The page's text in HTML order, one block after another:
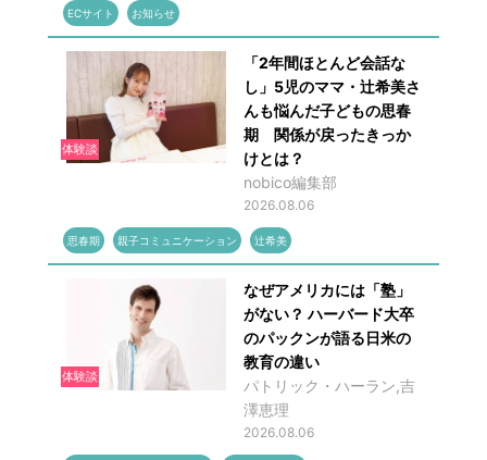
ECサイト お知らせ
体験談
「2年間ほとんど会話な
し」5児のママ・辻希美さ
んも悩んだ子どもの思春
期 関係が戻ったきっか
けとは？
nobico編集部
2026.08.06
思春期 親子コミュニケーション 辻希美
体験談
なぜアメリカには「塾」
がない？ ハーバード大卒
のパックンが語る日米の
教育の違い
パトリック・ハーラン,吉
澤恵理
2026.08.06